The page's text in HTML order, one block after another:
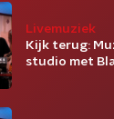
Livemuziek
Kijk terug:
studio met